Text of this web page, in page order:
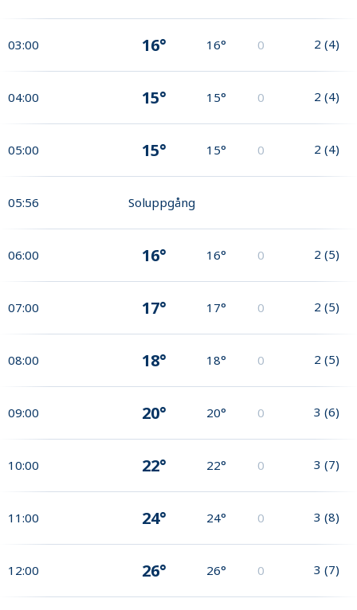
03:00 16° 16° 0 2 (4)
04:00 15° 15° 0 2 (4)
05:00 15° 15° 0 2 (4)
05:56 Soluppgång
06:00 16° 16° 0 2 (5)
07:00 17° 17° 0 2 (5)
08:00 18° 18° 0 2 (5)
09:00 20° 20° 0 3 (6)
10:00 22° 22° 0 3 (7)
11:00 24° 24° 0 3 (8)
12:00 26° 26° 0 3 (7)